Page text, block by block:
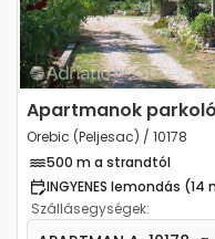
Apartmanok
Orebic (Peljesac) / 10178
500 m a strandtól
INGYENES lemondás
Szállásegységek:
Egyszobás